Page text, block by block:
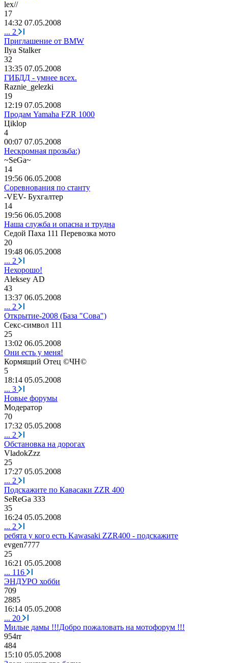
lex//
17
14:32 07.05.2008
... 2
Приглашение от BMW
Ilya Stalker
32
13:35 07.05.2008
ГИБДД - умнее всех.
Raznie_gelezki
19
12:19 07.05.2008
Продам Yamaha FZR 1000
Цiklop
4
00:07 07.05.2008
Нескромная прозьба:)
~SeGa~
14
19:56 06.05.2008
Соревнования по станту
-VEV- Бухгалтер
14
19:56 06.05.2008
Наша служба и опасна и трудна
Седой Паха 111 Перевозка мото
20
19:48 06.05.2008
... 2
Нехорошо!
Aleksey AD
43
13:37 06.05.2008
... 2
Открытие-2008 (База "Сова")
Секс-символ 111
25
13:02 06.05.2008
Они есть у меня!
Кормящий Отец ©ЧН©
5
18:14 05.05.2008
... 3
Новые форумы
Модератор
70
17:32 05.05.2008
... 2
Обстановка на дорогах
VladokZzz
25
17:27 05.05.2008
... 2
Подскажите по Кавасаки ZZR 400
SeReGa 333
35
16:24 05.05.2008
... 2
ребята у кого есть Kawasaki ZZR400 - подскажите
evgen7777
25
16:21 05.05.2008
... 116
ЭНДУРО хобби
709
2885
16:14 05.05.2008
... 20
Милые дамы !!!Добро пожаловать на мотофорум !!!
954rr
484
15:10 05.05.2008